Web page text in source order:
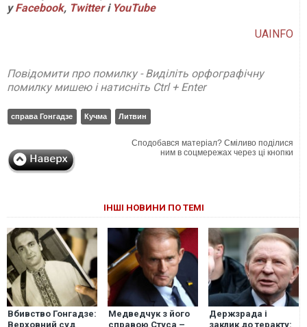
уFacebook, Twitterі YouTube
UAINFO
Повідомити про помилку - Виділіть орфографічну
помилку мишею і натисніть Ctrl + Enter
справа Гонгадзе Кучма Литвин
Сподобався матеріал? Сміливо поділися
ним в соцмережах через ці кнопки
ІНШІ НОВИНИ ПО ТЕМІ
Вбивство Гонгадзе:
Верховний суд
Медведчук з його
справою Стуса –
Держзрада і
заклик до теракту: